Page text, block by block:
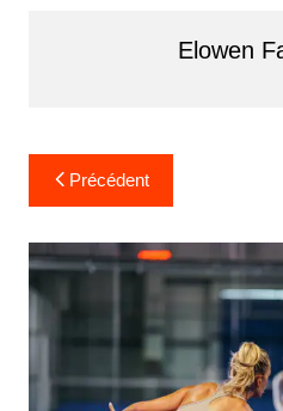
Elowen
a
v
i
Précédent